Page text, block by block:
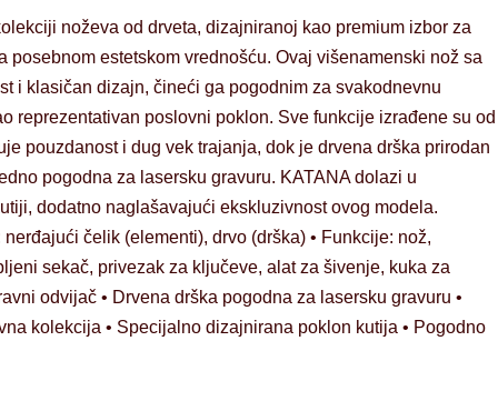
noževa od drveta, dizajniranoj kao premium izbor za
posebnom estetskom vrednošću. Ovaj višenamenski nož sa
i klasičan dizajn, čineći ga pogodnim za svakodnevnu
reprezentativan poslovni poklon. Sve funkcije izrađene su od
pouzdanost i dug vek trajanja, dok je drvena drška prirodan
pogodna za lasersku gravuru. KATANA dolazi u
dodatno naglašavajući ekskluzivnost ovog modela.
čelik (elementi), drvo (drška) • Funkcije: nož,
sekač, privezak za ključeve, alat za šivenje, kuka za
odvijač • Drvena drška pogodna za lasersku gravuru •
kolekcija • Specijalno dizajnirana poklon kutija • Pogodno